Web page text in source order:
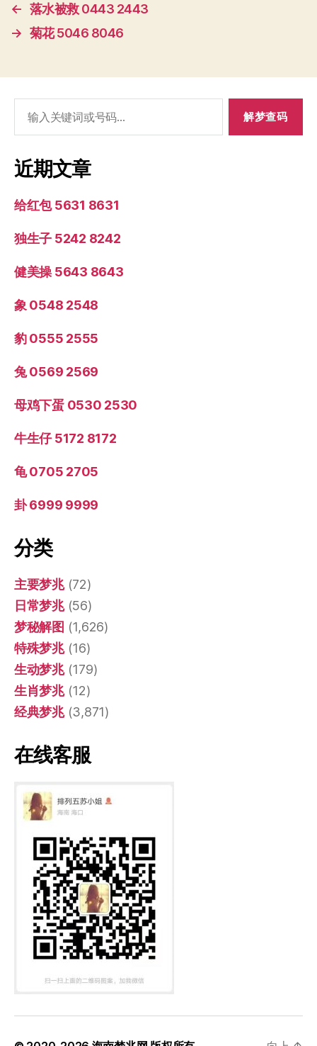
← 落水被救 0443 2443
→ 菊花 5046 8046
索：
近期文章
给红包 5631 8631
独生子 5242 8242
健美操 5643 8643
象 0548 2548
豹 0555 2555
兔 0569 2569
母鸡下蛋 0530 2530
牛生仔 5172 8172
龟 0705 2705
卦 6999 9999
分类
主要梦兆(72)
日常梦兆(56)
梦秘解图 (1,626)
特殊梦兆(16)
生动梦兆(179)
生肖梦兆(12)
经典梦兆(3,871)
在线客服